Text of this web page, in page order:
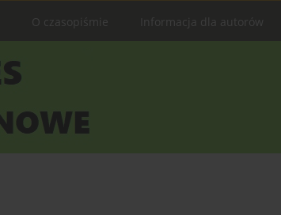
O czasopiśmie Informacja dla autorów